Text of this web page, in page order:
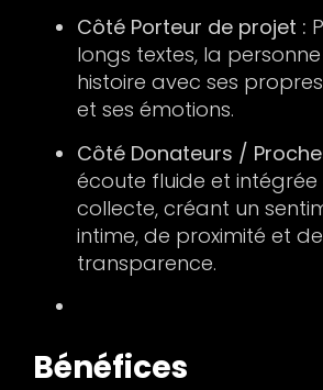
Côté Porteur de projet :
longs textes, la
histoire avec ses
et ses émotions.
Côté Donateurs /
écoute fluide et
collecte, créant un
intime, de proximité et de
transparence.
Bénéfices